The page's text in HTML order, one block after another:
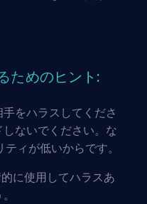
ためのヒント:
をハラスしてくださ
ないでください。な
ィが低いからです。
に使用してハラスあ